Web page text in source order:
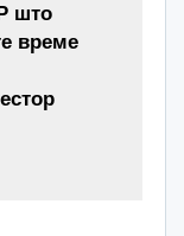
што
време